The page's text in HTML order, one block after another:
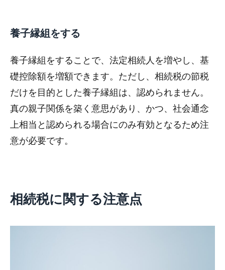
養子縁組をする
養子縁組をすることで、法定相続人を増やし、基
礎控除額を増額できます。ただし、相続税の節税
だけを目的とした養子縁組は、認められません。
真の親子関係を築く意思があり、かつ、社会通念
上相当と認められる場合にのみ有効となるため注
意が必要です。
相続税に関する注意点